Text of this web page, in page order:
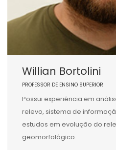
Willian Bortolini
PROFESSOR DE ENSINO SUPERIOR
Possui experiência em
relevo, sistema de
estudos em evolução do
geomorfológico.